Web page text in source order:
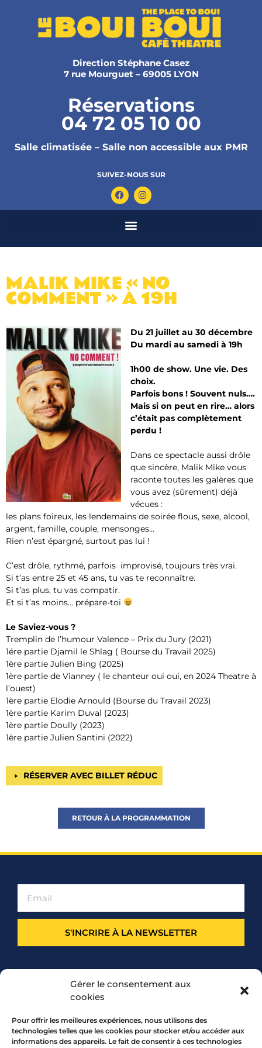
Gérer le consentement aux
cookies
Pour offrir les meilleures expériences, nous utilisons des
technologies telles que les cookies pour stocker et/ou accéder aux
informations des appareils. Le fait de consentir à ces technologies
Direction Stéphane Casez
7 rue Mourguet – 69005 LYON
Réservations
04 72 05 10 00
Salle climatisée – Salle non accessible aux PMR
SUIVEZ-NOUS SUR
MALIK MIKE « NO
COMMENT » À 19H
Du 21 juillet au 30 décembre
Du mardi au samedi à 19h
1h00 de show. Une vie. Des
choix.
Parfois bons ! Souvent nuls….
Mais si on peut en rire… alors
c’était pas complètement
perdu !
Dans ce spectacle aussi drôle
que sincère, Malik Mike vous
raconte toutes les galères que
vous avez (sûrement) déjà
vécues :
les plans foireux, les lendemains de soirée flous, sexe, alcool,
argent, famille, couple, mensonges…
Rien n’est épargné, surtout pas lui !
C’est drôle, rythmé, parfois improvisé, toujours très vrai.
Si t’as entre 25 et 45 ans, tu vas te reconnaître.
Si t’as plus, tu vas compatir.
Et si t’as moins… prépare-toi
Le Saviez-vous ?
Tremplin de l’humour Valence – Prix du Jury (2021)
1ére partie Djamil le Shlag ( Bourse du Travail 2025)
1ère partie Julien Bing (2025)
1ère partie de Vianney ( le chanteur oui oui, en 2024 Theatre à
l’ouest)
1ère partie Elodie Arnould (Bourse du Travail 2023)
1ère partie Karim Duval (2023)
1ère partie Doully (2023)
1ère partie Julien Santini (2022)
RÉSERVER AVEC BILLET RÉDUC
RETOUR À LA PROGRAMMATION
S'INCRIRE À LA NEWSLETTER